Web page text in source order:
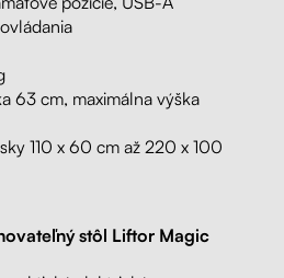
63 cm, maximálna výška
110 x 60 cm až 220 x 100
stôl Liftor Magic